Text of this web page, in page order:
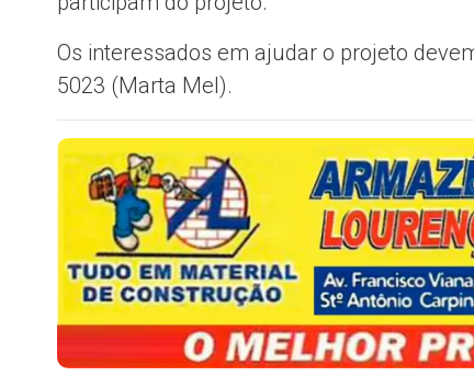
Os interessados em ajudar o projeto
5023 (Marta Mel).